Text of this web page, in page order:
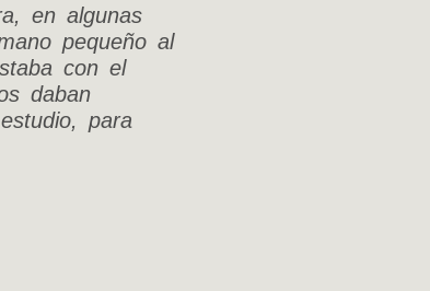
en algunas
pequeño al
con el
daban
para